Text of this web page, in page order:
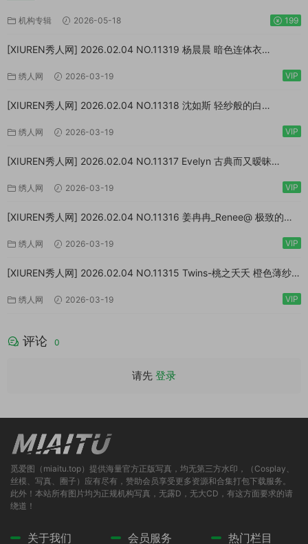
机构专辑 2026-05-18 199
[XIUREN秀人网] 2026.02.04 NO.11319 杨晨晨 暗色连体衣
绣人网 2026-03-19 VIP
[XIUREN秀人网] 2026.02.04 NO.11318 沈如斯 轻纱般的白
绣人网 2026-03-19 VIP
[XIUREN秀人网] 2026.02.04 NO.11317 Evelyn 古典而又暧昧
绣人网 2026-03-19 VIP
[XIUREN秀人网] 2026.02.04 NO.11316 姜冉冉_Renee@ 极致的反
绣人网 2026-03-19 VIP
[XIUREN秀人网] 2026.02.04 NO.11315 Twins-桃之夭夭 橙色薄纱
绣人网 2026-03-19 VIP
评论 0
请先 登录
觅爱图（miaitu.top）提供海量官方正版写真，均无第三方水印，（Cosplay、
丝模、写真、圈子）应有尽有，赞助会员享受更多资源和合集打包下载服务。
此外！本站所有图片均为正规机构写真，无露D，无大CD，有这方面要求的请
绕道！
关于我们 会员服务 热门栏目